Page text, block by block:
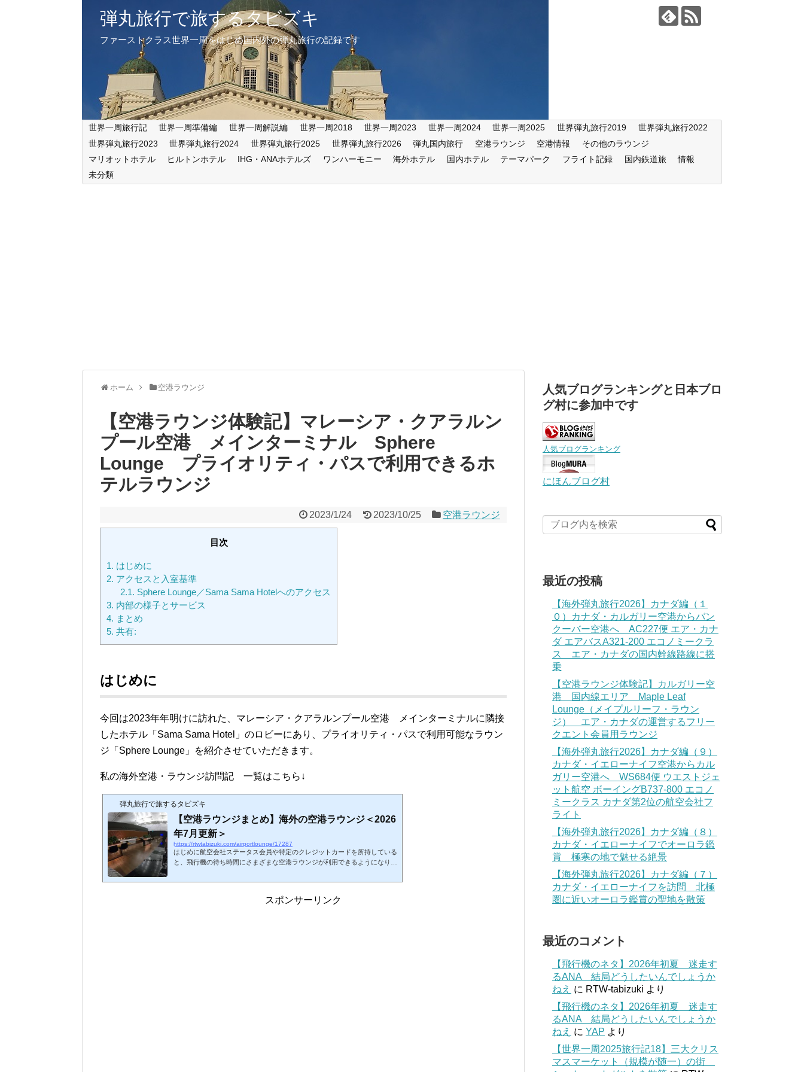
弾丸旅行で旅するタビズキ
ファーストクラス世界一周をはじめ国内外の弾丸旅行の記録です
世界一周旅行記 世界一周準備編 世界一周解説編 世界一周2018 世界一周2023 世界一周2024 世界一周2025 世界弾丸旅行2019
世界弾丸旅行2022
世界弾丸旅行2023
世界弾丸旅行2024 世界弾丸旅行2025 世界弾丸旅行2026 弾丸国内旅行 空港ラウンジ 空港情報
その他のラウンジ
マリオットホテル
ヒルトンホテル IHG・ANAホテルズ ワンハーモニー 海外ホテル 国内ホテル テーマパーク フライト記録 国内鉄道旅
情報
未分類
ホーム 空港ラウンジ
【空港ラウンジ体験記】マレーシア・クアラルン
プール空港 メインターミナル Sphere
Lounge プライオリティ・パスで利用できるホ
テルラウンジ
2023/1/24 2023/10/25 空港ラウンジ
目次
1. はじめに
2. アクセスと入室基準
2.1. Sphere Lounge／Sama Sama Hotelへのアクセス
3. 内部の様子とサービス
4. まとめ
5. 共有:
はじめに
今回は2023年年明けに訪れた、マレーシア・クアラルンプール空港 メインターミナルに隣接
したホテル「Sama Sama Hotel」のロビーにあり、プライオリティ・パスで利用可能なラウン
ジ「Sphere Lounge」を紹介させていただきます。
私の海外空港・ラウンジ訪問記 一覧はこちら↓
弾丸旅行で旅するタビズキ
【空港ラウンジまとめ】海外の空港ラウンジ＜2026
年7月更新＞
https://rtwtabizuki.com/airportlounge/17287
はじめに航空会社ステータス会員や特定のクレジットカードを所持している
と、飛行機の待ち時間にさまざまな空港ラウンジが利用できるようになりま
てみました。☆印は2026年現在プライオリティ・パスで利用可能なラウン
ないので注意しましょう。ちなみに、私の国内空港・ラウンジ訪問記 一覧
スポンサーリンク
人気ブログランキングと日本ブロ
グ村に参加中です
人気ブログランキング
にほんブログ村
最近の投稿
【海外弾丸旅行2026】カナダ編（１
０）カナダ・カルガリー空港からバン
クーバー空港へ AC227便 エア・カナ
ダ エアバスA321-200 エコノミークラ
ス エア・カナダの国内幹線路線に搭
乗
【空港ラウンジ体験記】カルガリー空
港 国内線エリア Maple Leaf
Lounge（メイプルリーフ・ラウン
ジ） エア・カナダの運営するフリー
クエント会員用ラウンジ
【海外弾丸旅行2026】カナダ編（９）
カナダ・イエローナイフ空港からカル
ガリー空港へ WS684便 ウエストジェ
ット航空 ボーイングB737-800 エコノ
ミークラス カナダ第2位の航空会社フ
ライト
【海外弾丸旅行2026】カナダ編（８）
カナダ・イエローナイフでオーロラ鑑
賞 極寒の地で魅せる絶景
【海外弾丸旅行2026】カナダ編（７）
カナダ・イエローナイフを訪問 北極
圏に近いオーロラ鑑賞の聖地を散策
最近のコメント
【飛行機のネタ】2026年初夏 迷走す
るANA 結局どうしたいんでしょうか
ねえ に RTW-tabizuki より
【飛行機のネタ】2026年初夏 迷走す
るANA 結局どうしたいんでしょうか
ねえ に YAP より
【世界一周2025旅行記18】三大クリス
マスマーケット（規模が随一）の街